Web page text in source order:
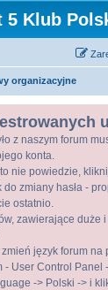
5 Klub
organizacyjne
z naszym forum
konta.
nie powiedzie,
zmiany hasła -
ostatnio.
zawierające duże i
język forum
User Control Panel
-> Polski -> i